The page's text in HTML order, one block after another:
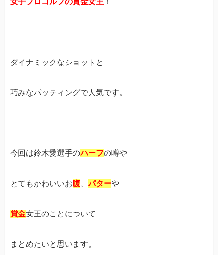
ダイナミックなショットと
巧みなパッティングで人気です。
今回は鈴木愛選手のハーフの噂や
とてもかわいいお腹 、パターや
賞金女王のことについて
まとめたいと思います。